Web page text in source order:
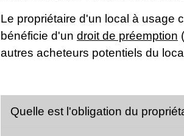
Le propriétaire d'un local à usage
bénéficie d'un droit de préemption
autres acheteurs potentiels du
Quelle est l'obligation du